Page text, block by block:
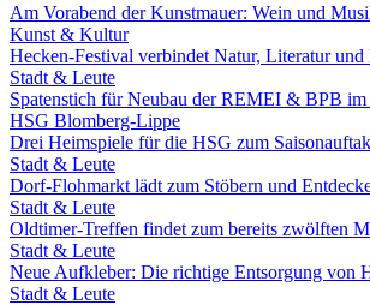
Am Vorabend der Kunstmauer: Wein und
Kunst & Kultur
Hecken-Festival verbindet Natur, Literatur
Stadt & Leute
Spatenstich für Neubau der REMEI & BPB im
HSG Blomberg-Lippe
Drei Heimspiele für die HSG zum
Stadt & Leute
Dorf-Flohmarkt lädt zum Stöbern und
Stadt & Leute
Oldtimer-Treffen findet zum bereits zwölften
Stadt & Leute
Neue Aufkleber: Die richtige Entsorgung von
Stadt & Leute